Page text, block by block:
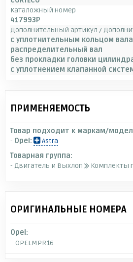
Каталожный номер
417993P
Дополнительный артикул /
с уплотнительным кольцом
распределительный вал
без прокладки головки
с уплотнением клапанной
ПРИМЕНЯЕМОСТЬ
Товар подходит к маркам/
- Opel:
Astra
Товарная группа:
- Двигатель и Выхлоп
Комплекты
ОРИГИНАЛЬНЫЕ НОМЕРА
Opel:
OPELMPR16